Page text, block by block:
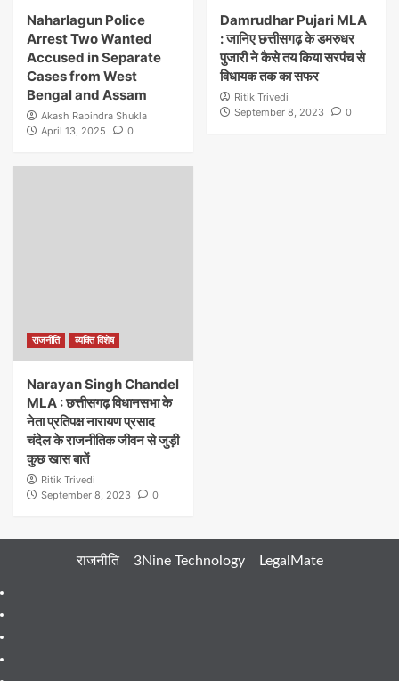
Naharlagun Police
Arrest Two Wanted
Accused in Separate
Cases from West
Bengal and Assam
Akash Rabindra Shukla
April 13, 2025
0
Damrudhar Pujari MLA
: जानिए छत्तीसगढ़ के डमरुधर
पुजारी ने कैसे तय किया सरपंच से
विधायक तक का सफर
Ritik Trivedi
September 8, 2023
0
राजनीति व्यक्ति विशेष
Narayan Singh Chandel
MLA : छत्तीसगढ़ विधानसभा के
नेता प्रतिपक्ष नारायण प्रसाद
चंदेल के राजनीतिक जीवन से जुड़ी
कुछ खास बातें
Ritik Trivedi
September 8, 2023
0
राजनीति 3Nine Technology LegalMate